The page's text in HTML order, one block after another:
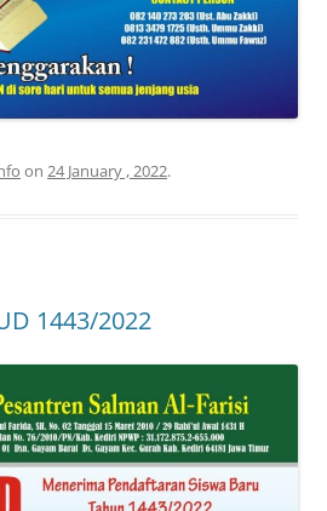
on 24 January , 2022.
1443/2022